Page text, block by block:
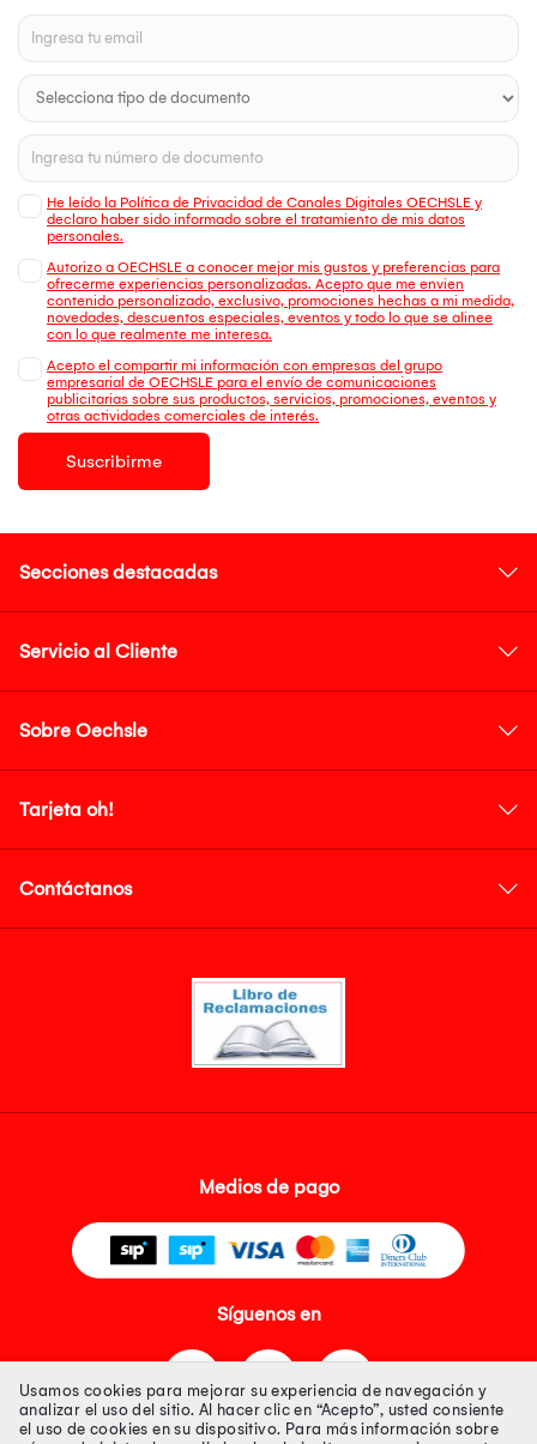
He leído la Política de Privacidad de Canales Digitales OECHSLE y
declaro haber sido informado sobre el tratamiento de mis datos
personales.
Autorizo a OECHSLE a conocer mejor mis gustos y preferencias para
ofrecerme experiencias personalizadas. Acepto que me envien
contenido personalizado, exclusivo, promociones hechas a mi medida,
novedades, descuentos especiales, eventos y todo lo que se alinee
con lo que realmente me interesa.
Acepto el compartir mi información con empresas del grupo
empresarial de OECHSLE para el envío de comunicaciones
publicitarias sobre sus productos, servicios, promociones, eventos y
otras actividades comerciales de interés.
Suscribirme
Secciones destacadas
Servicio al Cliente
Sobre Oechsle
Tarjeta oh!
Contáctanos
Medios de pago
Síguenos en
Usamos cookies para mejorar su experiencia de navegación y
analizar el uso del sitio. Al hacer clic en “Acepto”, usted consiente
el uso de cookies en su dispositivo. Para más información sobre